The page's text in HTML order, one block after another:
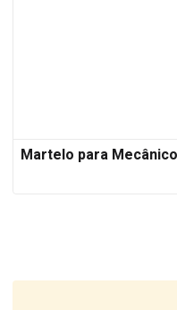
Martelo para